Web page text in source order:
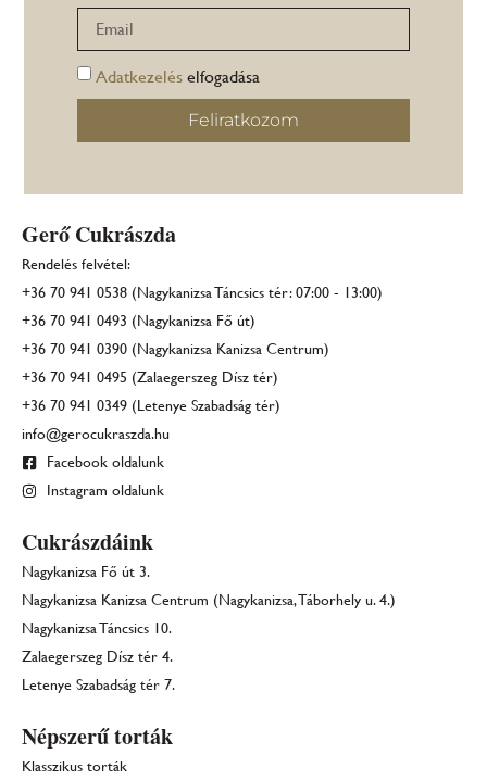
Adatkezeléselfogadása
Feliratkozom
Gerő Cukrászda
Rendelés felvétel:
+36 70 941 0538 (Nagykanizsa Táncsics tér: 07:00 - 13:00)
+36 70 941 0493 (Nagykanizsa Fő út)
+36 70 941 0390 (Nagykanizsa Kanizsa Centrum)
+36 70 941 0495 (Zalaegerszeg Dísz tér)
+36 70 941 0349 (Letenye Szabadság tér)
info@gerocukraszda.hu
Facebook oldalunk
Instagram oldalunk
Cukrászdáink
Nagykanizsa Fő út 3.
Nagykanizsa Kanizsa Centrum (Nagykanizsa, Táborhely u. 4.)
Nagykanizsa Táncsics 10.
Zalaegerszeg Dísz tér 4.
Letenye Szabadság tér 7.
Népszerű torták
Klasszikus torták